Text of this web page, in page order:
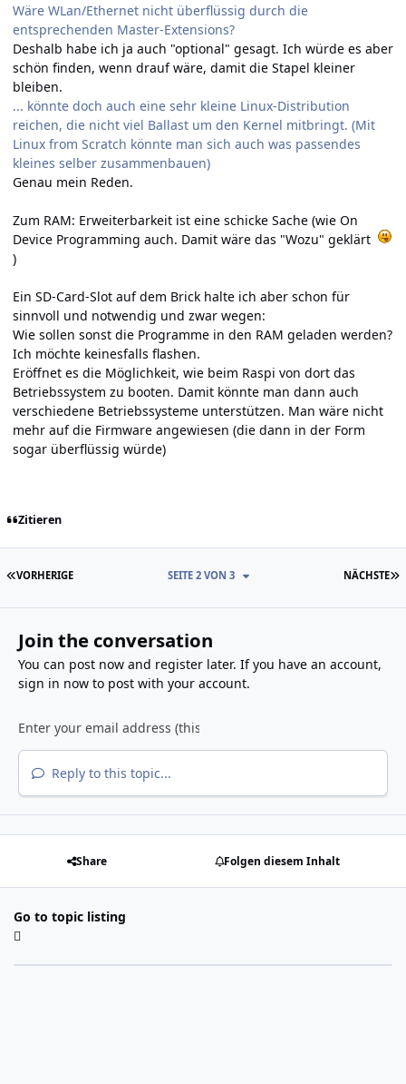
Wäre WLan/Ethernet nicht überflüssig durch die
entsprechenden Master-Extensions?
Deshalb habe ich ja auch "optional" gesagt. Ich würde es aber
schön finden, wenn drauf wäre, damit die Stapel kleiner
bleiben.
... könnte doch auch eine sehr kleine Linux-Distribution
reichen, die nicht viel Ballast um den Kernel mitbringt. (Mit
Linux from Scratch könnte man sich auch was passendes
kleines selber zusammenbauen)
Genau mein Reden.
Zum RAM: Erweiterbarkeit ist eine schicke Sache (wie On
Device Programming auch. Damit wäre das "Wozu" geklärt
)
Ein SD-Card-Slot auf dem Brick halte ich aber schon für
sinnvoll und notwendig und zwar wegen:
Wie sollen sonst die Programme in den RAM geladen werden?
Ich möchte keinesfalls flashen.
Eröffnet es die Möglichkeit, wie beim Raspi von dort das
Betriebssystem zu booten. Damit könnte man dann auch
verschiedene Betriebssysteme unterstützen. Man wäre nicht
mehr auf die Firmware angewiesen (die dann in der Form
sogar überflüssig würde)
Zitieren
ERSTE SEITE
VORHERIGE NÄCHSTE
SEITE 2 VON 3
Join the conversation
You can post now and register later. If you have an account,
sign in nowto post with your account.
Reply to this topic...
Share Folgen diesem Inhalt
Go to topic listing